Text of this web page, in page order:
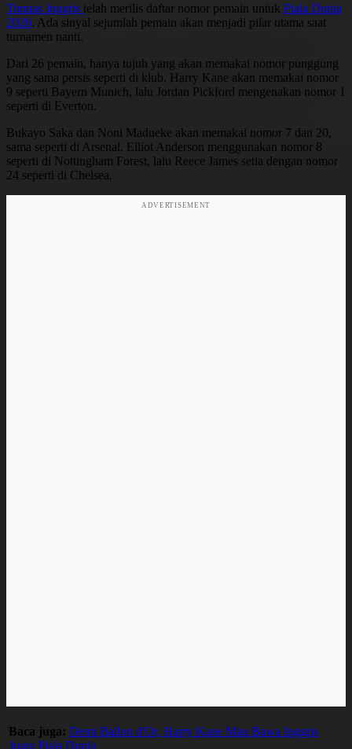
Timnas Inggris telah merilis daftar nomor pemain untuk Piala Dunia
2026. Ada sinyal sejumlah pemain akan menjadi pilar utama saat
turnamen nanti.
Dari 26 pemain, hanya tujuh yang akan memakai nomor punggung
yang sama persis seperti di klub. Harry Kane akan memakai nomor
9 seperti Bayern Munich, lalu Jordan Pickford mengenakan nomor 1
seperti di Everton.
Bukayo Saka dan Noni Madueke akan memakai nomor 7 dan 20,
sama seperti di Arsenal. Elliot Anderson menggunakan nomor 8
seperti di Nottingham Forest, lalu Reece James setia dengan nomor
24 seperti di Chelsea.
ADVERTISEMENT
Baca juga: Demi Ballon d'Or, Harry Kane Mau Bawa Inggris
Juara Piala Dunia